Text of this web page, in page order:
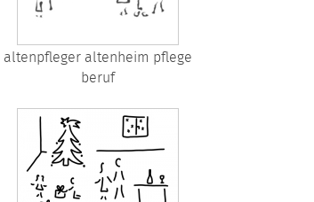
altenpfleger altenheim pflege
beruf